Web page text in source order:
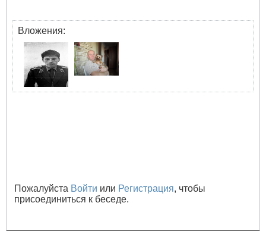
Вложения:
Пожалуйста Войти или Регистрация, чтобы
присоединиться к беседе.